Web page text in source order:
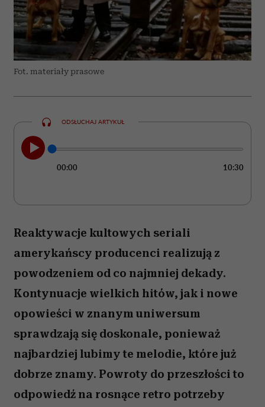
Fot. materiały prasowe
ODSŁUCHAJ ARTYKUŁ
00:00 10:30
Reaktywacje kultowych seriali
amerykańscy producenci realizują z
powodzeniem od co najmniej dekady.
Kontynuacje wielkich hitów, jak i nowe
opowieści w znanym uniwersum
sprawdzają się doskonale, ponieważ
najbardziej lubimy te melodie, które już
dobrze znamy. Powroty do przeszłości to
odpowiedź na rosnące retro potrzeby